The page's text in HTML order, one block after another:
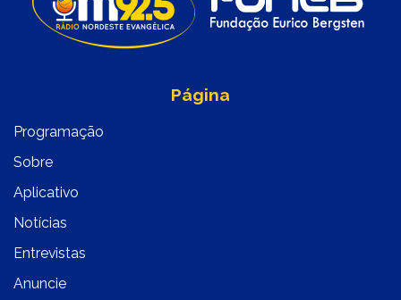
Página
Programação
Sobre
Aplicativo
Notícias
Entrevistas
Anuncie